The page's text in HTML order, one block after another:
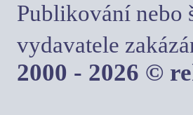
Publikování nebo
vydavatele
2000 - 2026 ©